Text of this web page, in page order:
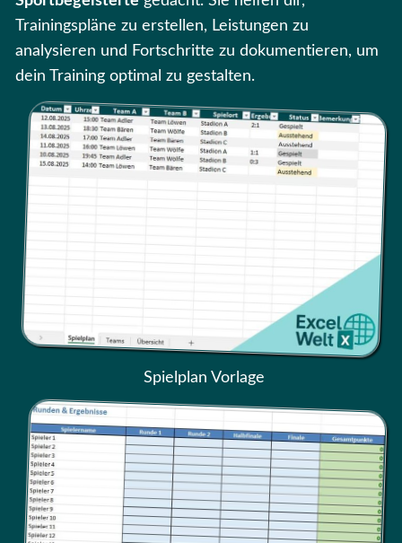
Trainingspläne zu erstellen, Leistungen zu
analysieren und Fortschritte zu dokumentieren, um
dein Training optimal zu gestalten.
Spielplan Vorlage